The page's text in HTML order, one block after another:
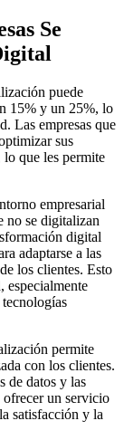
Se
puede
15% y un 25%, lo
Las empresas que
sus
que les permite
empresarial
no se digitalizan
digital
adaptarse a las
los clientes. Esto
especialmente
permite
con los clientes.
de datos y las
ofrecer un servicio
satisfacción y la